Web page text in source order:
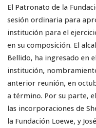
El Patronato de la
sesión ordinaria para
institución para el
en su composición. El
Bellido, ha ingresado en
institución,
anterior reunión, en
a término. Por su parte,
las incorporaciones de
la Fundación Loewe, y